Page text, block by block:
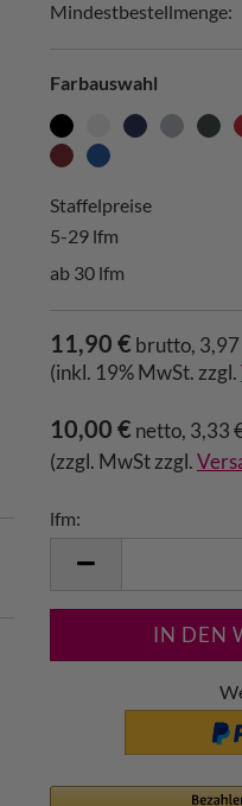
Mindestbestellmenge:
Farbauswahl
Staffelpreise
5-29 lfm
ab 30 lfm
11,90 € brutto, 3,97
(inkl. 19% MwSt. zzgl.
10,00 € netto, 3,33
(zzgl. MwSt zzgl.
lfm: